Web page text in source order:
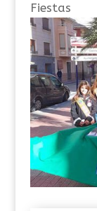
Fiestas